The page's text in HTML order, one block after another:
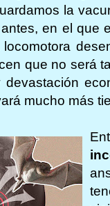
la
en el que
que no será
mucho más